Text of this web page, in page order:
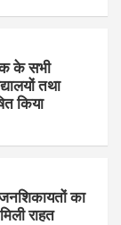
के सभी
तथा
किया
का
राहत